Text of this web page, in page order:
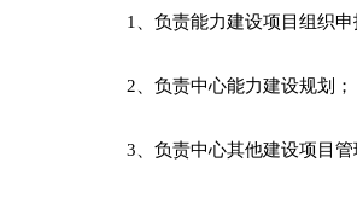
1、负责能力建设项目组织
2、负责中心能力建设规划；
3、负责中心其他建设项目管